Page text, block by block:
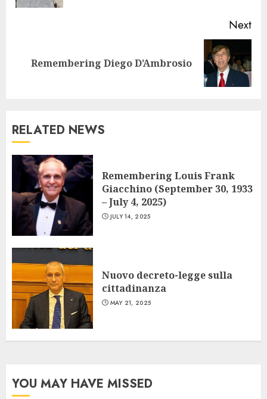
Next
NextRemembering Diego D’Ambrosio
RELATED NEWS
Remembering Louis Frank
Giacchino (September 30, 1933
– July 4, 2025)
JULY 14, 2025
Nuovo decreto-legge sulla
cittadinanza
MAY 21, 2025
YOU MAY HAVE MISSED